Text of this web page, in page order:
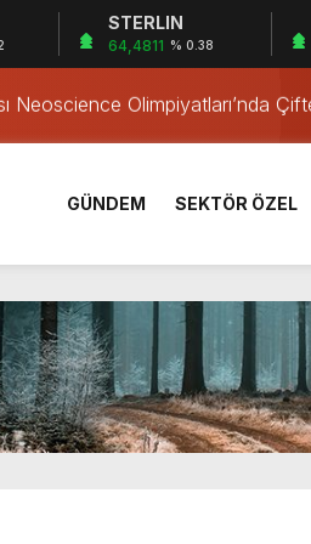
STERLIN
64,4811 % 0.38
Geçti
Neoscience Olimpiyatları’nda
Öğrencilerinden ABD’de Tarihi
vurulmuş! Acılı anne:
Tehlikesini Önledi
Alevler birden yükseldi
teslim oldu
korunma eğitimi
6 bin 600 kilogram pil geri
Geçti
Neoscience Olimpiyatları’nda
GÜNDEM SEKTÖR ÖZEL